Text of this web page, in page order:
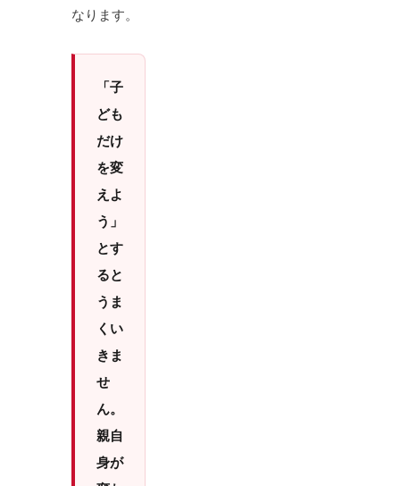
なります。
「子
ども
だけ
を変
えよ
う」
とす
ると
うま
くい
きま
せ
ん。
親自
身が